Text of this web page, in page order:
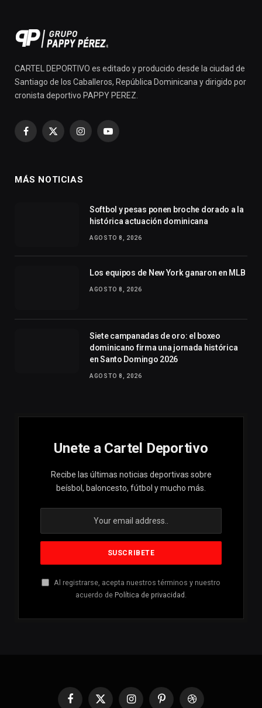
CARTEL DEPORTIVO es editado y producido desde la ciudad de
Santiago de los Caballeros, República Dominicana y dirigido por
cronista deportivo PAPPY PEREZ.
Facebook
X
InstagramYouTube
MÁS NOTICIAS
Softbol y pesas ponen broche dorado a la
histórica actuación dominicana
AGOSTO 8, 2026
Los equipos de New York ganaron en MLB
AGOSTO 8, 2026
Siete campanadas de oro: el boxeo
dominicano firma una jornada histórica
en Santo Domingo 2026
AGOSTO 8, 2026
Unete a Cartel Deportivo
Recibe las últimas noticias deportivas sobre
beísbol, baloncesto, fútbol y mucho más.
Al registrarse, acepta nuestros términos y nuestro
acuerdo de Política de privacidad .
Facebook
X InstagramPinterestDribbble